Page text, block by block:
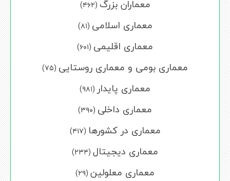
معماران بزرگ (۴۶۲)
معماری اسلامی (۸۱)
معماری اقلیمی (۶۰۱)
معماری بومی و معماری روستایی (۷۵)
معماری پایدار (۹۸۱)
معماری داخلی (۳۹۰)
معماری در کشورها (۴۱۷)
معماری دیجیتال (۲۳۴)
معماری معلولین (۲۹)